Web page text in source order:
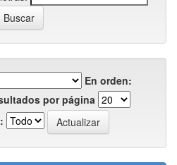
En orden:
por página